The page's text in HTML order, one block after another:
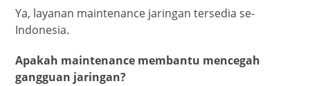
Ya, layanan maintenance jaringan tersedia se-
Indonesia.
Apakah maintenance membantu mencegah
gangguan jaringan?